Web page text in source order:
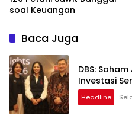
soal Keuangan
Baca Juga
DBS:
Investasi
Headline